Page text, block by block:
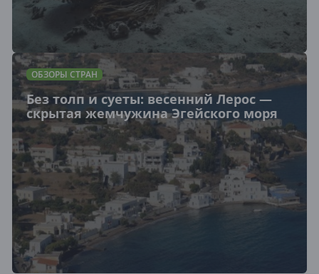
ОБЗОРЫ СТРАН
Без толп и суеты: весенний Лерос —
скрытая жемчужина Эгейского моря